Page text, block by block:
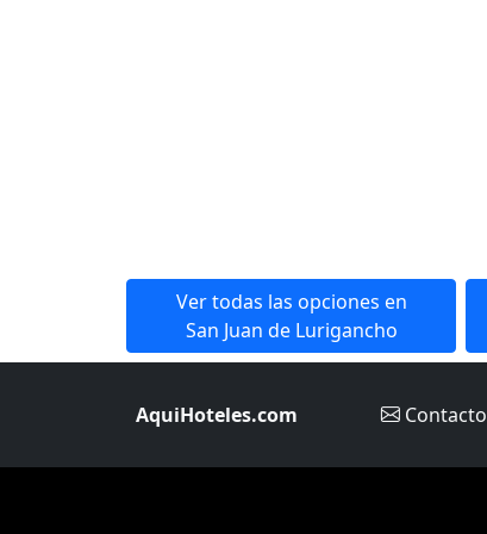
Ver todas las opciones en
San Juan de Lurigancho
AquiHoteles.com Contacto